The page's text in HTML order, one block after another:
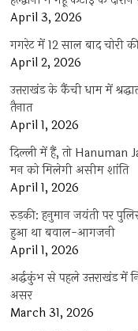
April 3, 2026
गगरेट में 12 साल बाद चोरी
April 2, 2026
उत्तराखंड के कैंची धाम में
तैनात
April 1, 2026
दिल्ली में हैं, तो Hanuman
मन को मिलेगी असीम शांति
April 1, 2026
रुड़की: हनुमान जयंती पर
हुआ था बवाल-आगजनी
April 1, 2026
अर्द्धकुंभ से पहले उत्तराखंड में
असर
March 31, 2026